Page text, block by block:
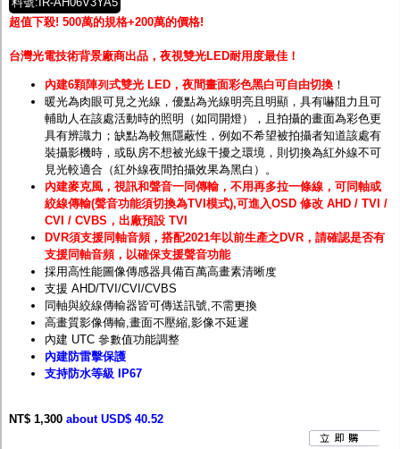
超值下殺! 500萬的規格+200萬的價格!
台灣光電技術背景廠商出品，夜視雙光LED耐用度最佳！
內建6顆陣列式雙光 LED，夜間畫面彩色黑白可自由切換 ！
暖光為肉眼可見之光線， 優點為光線明亮且明顯，具有嚇阻力且可
輔助人在該處活動時的照明（如同開燈），且拍攝的畫面為彩色更
具有辨識力；缺點為較無隱蔽性，例如不希望被拍攝者知道該處有
裝攝影機時，或臥房不想被光線干擾之環境，則切換為紅外線不可
見光較適合（紅外線夜間拍攝效果為黑白）。
內建麥克風，視訊和聲音一同傳輸，不用再多拉一條線，可同軸或
絞線傳輸(聲音功能須切換為TVI模式),可進入OSD 修改 AHD / TVI /
CVI / CVBS，出廠預設 TVI
DVR須支援同軸音頻，搭配2021年以前生產之DVR，請確認是否有
支援同軸音頻，以確保支援聲音功能
採用高性能圖像傳感器具備百萬高畫素清晰度
支援 AHD/TVI/CVI/CVBS
同軸與絞線傳輸器皆可傳送訊號,不需更換
高畫質影像傳輸,畫面不壓縮,影像不延遲
內建 UTC 參數值功能調整
內建防雷擊保護
支持防水等級 IP67
NT$ 1,300 about USD$ 40.52